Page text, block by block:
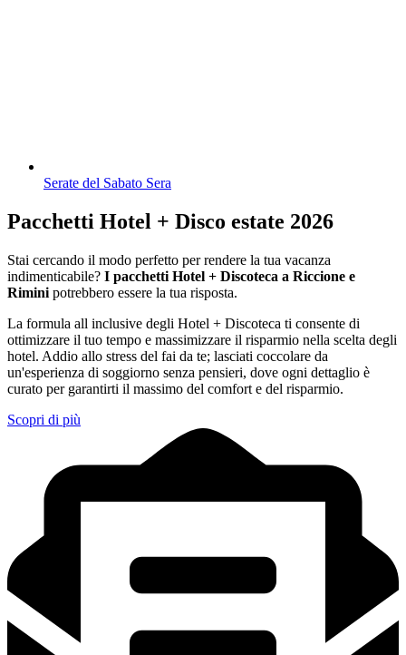
Serate del Sabato Sera
Pacchetti Hotel + Disco estate 2026
Stai cercando il modo perfetto per rendere la tua vacanza
indimenticabile? I pacchetti Hotel + Discoteca a Riccione e
Rimini potrebbero essere la tua risposta.
La formula all inclusive degli Hotel + Discoteca ti consente di
ottimizzare il tuo tempo e massimizzare il risparmio nella scelta degli
hotel. Addio allo stress del fai da te; lasciati coccolare da
un'esperienza di soggiorno senza pensieri, dove ogni dettaglio è
curato per garantirti il massimo del comfort e del risparmio.
Scopri di più